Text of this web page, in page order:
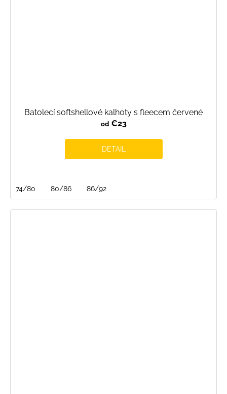
Batolecí softshellové kalhoty s fleecem červené
od€23
DETAIL
74/80 80/86 86/92